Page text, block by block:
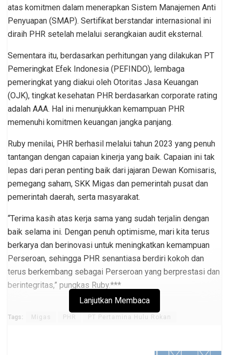
atas komitmen dalam menerapkan Sistem Manajemen Anti
Penyuapan (SMAP). Sertifikat berstandar internasional ini
diraih PHR setelah melalui serangkaian audit eksternal.
Sementara itu, berdasarkan perhitungan yang dilakukan PT
Pemeringkat Efek Indonesia (PEFINDO), lembaga
pemeringkat yang diakui oleh Otoritas Jasa Keuangan
(OJK), tingkat kesehatan PHR berdasarkan corporate rating
adalah AAA. Hal ini menunjukkan kemampuan PHR
memenuhi komitmen keuangan jangka panjang.
Ruby menilai, PHR berhasil melalui tahun 2023 yang penuh
tantangan dengan capaian kinerja yang baik. Capaian ini tak
lepas dari peran penting baik dari jajaran Dewan Komisaris,
pemegang saham, SKK Migas dan pemerintah pusat dan
pemerintah daerah, serta masyarakat.
“Terima kasih atas kerja sama yang sudah terjalin dengan
baik selama ini. Dengan penuh optimisme, mari kita terus
berkarya dan berinovasi untuk meningkatkan kemampuan
Perseroan, sehingga PHR senantiasa berdiri kokoh dan
terus berkembang sebagai Perseroan yang berprestasi dan
berintegritas,” pungkas Ruby.***
Lanjutkan Membaca
Tags: Migas PHR PT Pertamina Hulu Rokan